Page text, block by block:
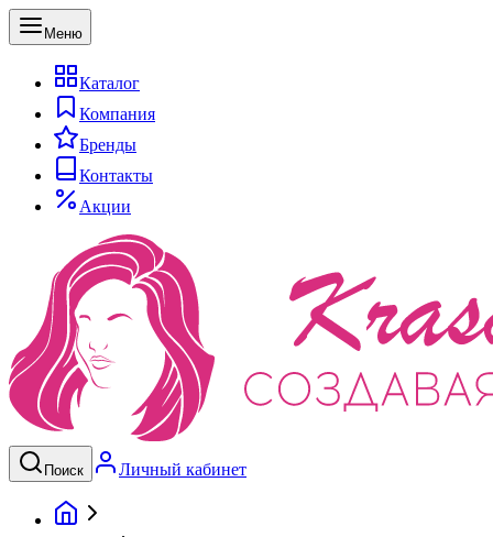
Меню
Каталог
Компания
Бренды
Контакты
Акции
Поиск Личный кабинет